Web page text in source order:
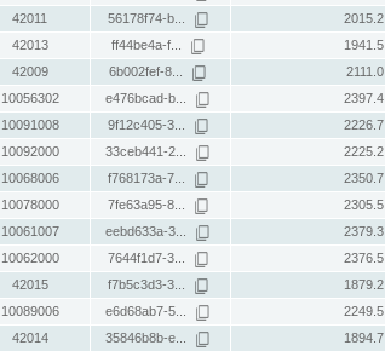
42011 56178f74-b... 2015.2
42013 ff44be4a-f... 1941.5
42009 6b002fef-8... 2111.0
10056302 e476bcad-b... 2397.4
10091008 9f12c405-3... 2226.7
10092000 33ceb441-2... 2225.2
10068006 f768173a-7... 2350.7
10078000 7fe63a95-8... 2305.5
10061007 eebd633a-3... 2379.3
10062000 7644f1d7-3... 2376.5
42015 f7b5c3d3-3... 1879.2
10089006 e6d68ab7-5... 2249.5
42014 35846b8b-e... 1894.7